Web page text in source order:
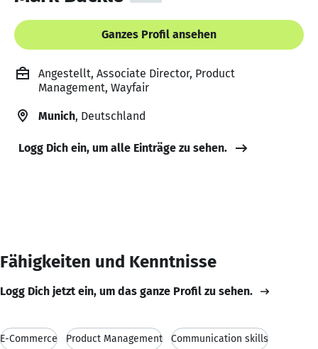
Ganzes Profil ansehen
Angestellt, Associate Director, Product
Management, Wayfair
Munich, Deutschland
Logg Dich ein, um alle Einträge zu sehen.
Fähigkeiten und Kenntnisse
Logg Dich jetzt ein, um das ganze Profil zu sehen.
E-Commerce Product Management Communication skills